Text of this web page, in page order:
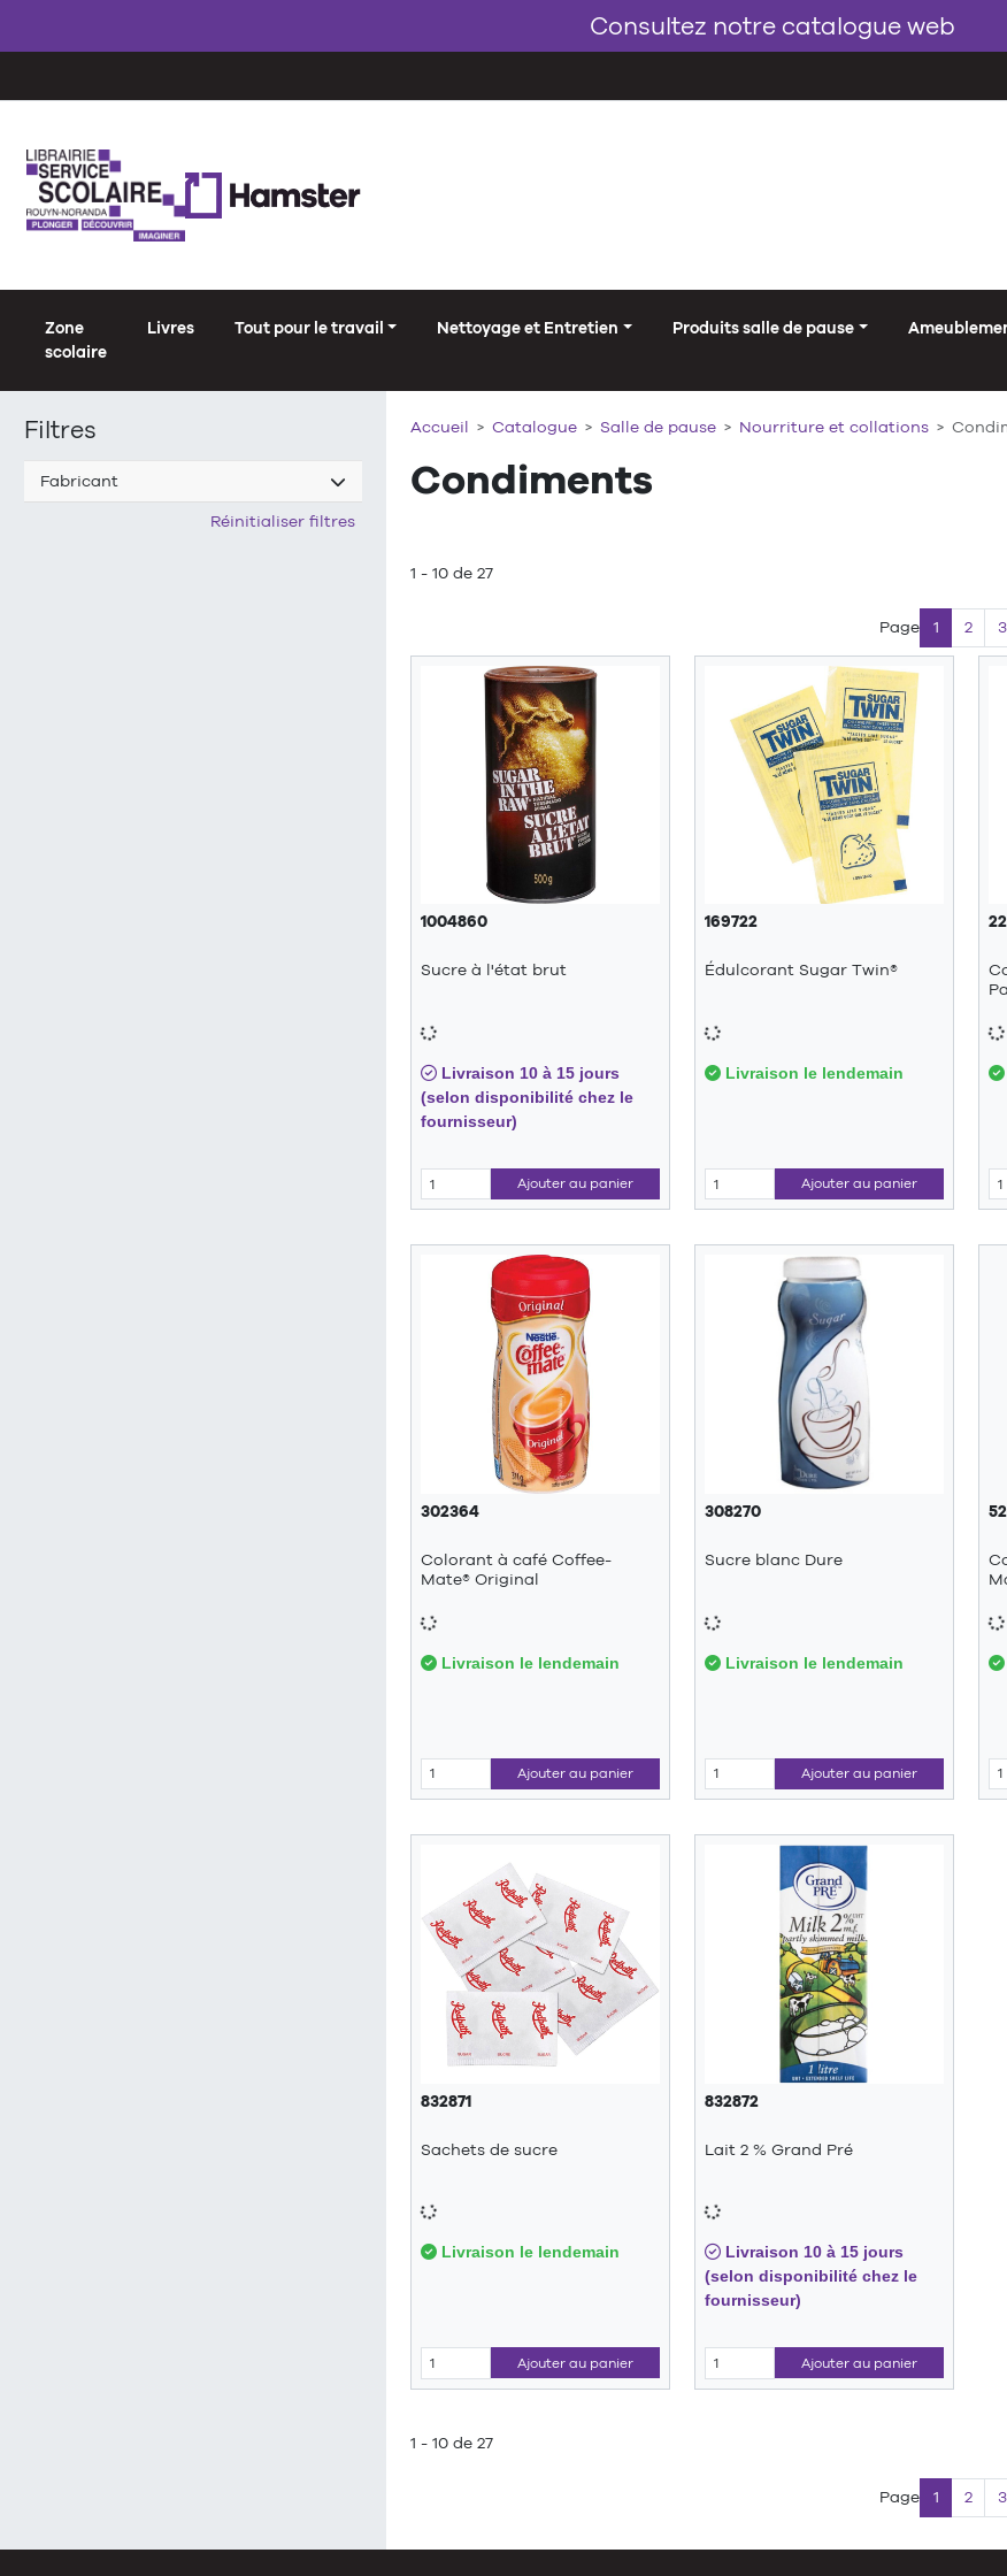
Consultez notre catalogue web
Zone
scolaire
Livres Tout pour le travail Nettoyage et Entretien Produits salle de pause
Filtres
Fabricant
Réinitialiser filtres
Accueil Catalogue Salle de pause Nourriture et collations
Condiments
1 - 10 de 27
Page 1 2 3
1004860
Sucre à l'état brut
Livraison 10 à 15 jours
(selon disponibilité chez le
fournisseur)
Ajouter au panier
169722
Édulcorant Sugar Twin®
Livraison le lendemain
Ajouter au panier
302364
Colorant à café Coffee-
Mate® Original
Livraison le lendemain
Ajouter au panier
308270
Sucre blanc Dure
Livraison le lendemain
Ajouter au panier
832871
Sachets de sucre
Livraison le lendemain
Ajouter au panier
832872
Lait 2 % Grand Pré
Livraison 10 à 15 jours
(selon disponibilité chez le
fournisseur)
Ajouter au panier
1 - 10 de 27
Page 1 2 3